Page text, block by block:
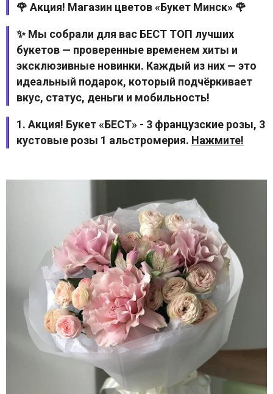
🌹 Акция! Магазин цветов «Букет Минск» 🌹
✨ Мы собрали для вас БЕСТ ТОП лучших
букетов — проверенные временем хиты и
эксклюзивные новинки. Каждый из них — это
идеальный подарок, который подчёркивает
вкус, статус, деньги и мобильность!
1. Акция! Букет «БЕСТ» - 3 французские розы, 3
кустовые розы 1 альстромерия. Нажмите!